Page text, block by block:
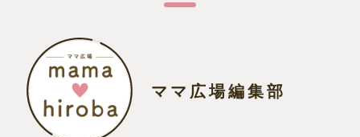
ママ広場編集部